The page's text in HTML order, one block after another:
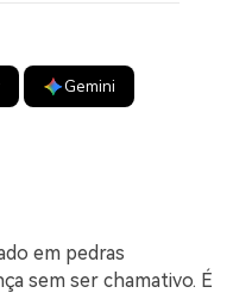
Gemini
em pedras
sem ser chamativo. É